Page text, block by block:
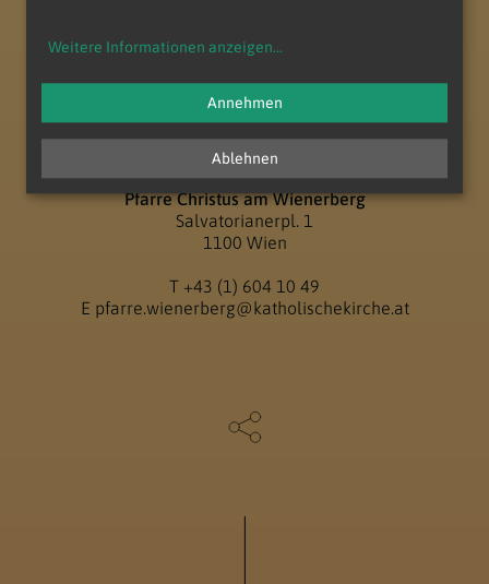
Pfarre Christus am Wienerberg
Salvatorianerpl. 1
1100 Wien
T +43 (1) 604 10 49
E pfarre.wienerberg@katholischekirche.at
Weitere Informationen anzeigen...
Ablehnen
Annehmen